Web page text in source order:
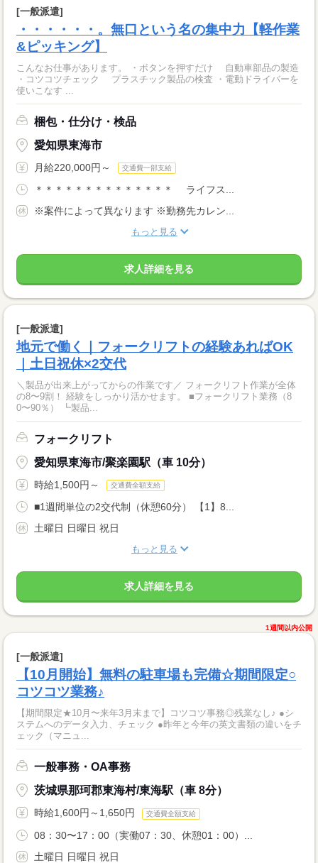
[一般派遣]
・・・・・・。無口という名の集中力【軽作業
&ピッキング】
こんなお仕事があります。 ・ボタンを押すだけ 自動車部品の製造
・コツコツチェック プラスチック製品の検査 ・電動ドライバーを
使いこなす ...
梱包・仕分け・検品
愛知県東海市
月給220,000円～ 交通費一部支給
＊＊＊＊＊＊＊＊＊＊＊＊＊＊ ライフス...
※案件によって異なります ※勤務先カレン...
もっと見る
求人詳細を見る
[一般派遣]
地元で働く｜フォークリフトの経験あればOK
｜土日祝休×2交代
＼製品が出来上がってからの作業です／ フォークリフト作業が全体
の8〜9割！ 経験をしっかり活かせます。 ■フォークリフト業務（8
0〜90％） ┗製品...
フォークリフト
愛知県東海市/聚楽園駅（車 10分）
時給1,500円～ 交通費全額支給
■1週間単位の2交代制（休憩60分） 【1】8...
土曜日 日曜日 祝日
もっと見る
求人詳細を見る
1週間以内公開
[一般派遣]
【10月開始】無料の駐車場も完備☆期間限定○
コツコツ業務♪
【期間限定★10月〜来年3月末まで】コツコツ事務◎残業なし♪ ●シ
ステムへのデータ入力、チェック ●昨年と今年の英文書類の違いをチ
ェック（マニュ...
一般事務・OA事務
茨城県那珂郡東海村/東海駅（車 8分）
時給1,600円～1,650円 交通費全額支給
08：30〜17：00（実働07：30、休憩01：00）...
土曜日 日曜日 祝日